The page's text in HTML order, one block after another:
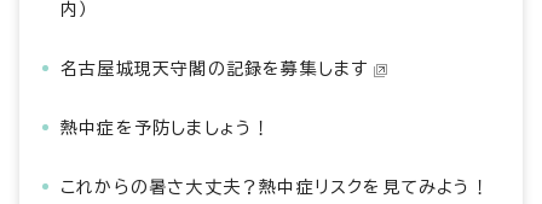
内）
名古屋城現天守閣の記録を募集します
熱中症を予防しましょう！
これからの暑さ大丈夫？熱中症リスクを見てみよう！